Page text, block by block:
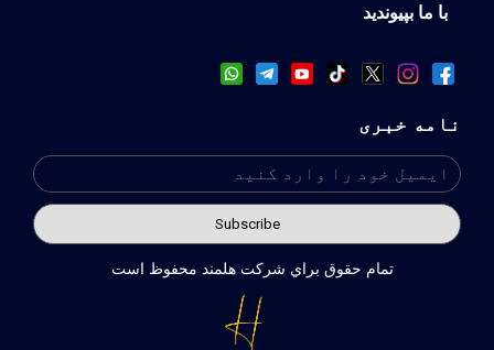
با ما بپیوندید
نامه خبری
تمام حقوق براي شركت هلمند محفوظ است